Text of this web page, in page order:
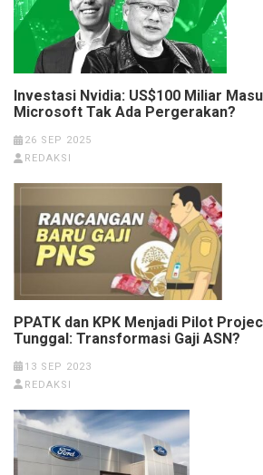
Investasi Nvidia: US$100 Miliar
Microsoft Tak Ada Pergerakan?
26 SEP 2025
REDAKSI
PPATK dan KPK Menjadi Pilot
Tunggal: Transformasi Gaji ASN?
13 SEP 2023
REDAKSI